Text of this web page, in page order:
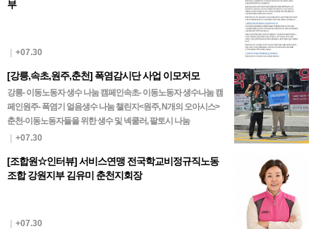
부
| +07.30
[강릉,속초,원주,춘천] 폭염감시단 사업 이모저모
강릉- 이동노동자 생수 나눔 캠페인속초- 이동노동자 생수나눔 캠
페인원주- 폭염기 얼음생수 나눔 챌린지<원주, N개의 오아시스>
춘천-이동노동자들을 위한 생수 및 넥쿨러, 팔토시 나눔
| +07.30
[조합원☆인터뷰] 서비스연맹 전국학교비정규직노동
조합 강원지부 김유미 춘천지회장
| +07.30